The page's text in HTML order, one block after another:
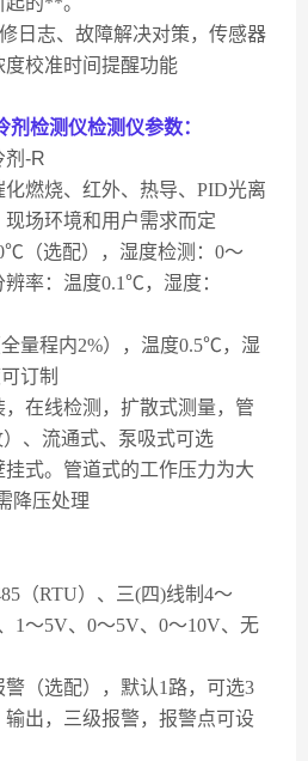
日志、故障解决对策，传感器
校准时间提醒功能
检测仪检测仪参数：
-R
化燃烧、红外、热导、PID光离
场环境和用户需求而定
℃（选配），湿度检测： 0～
辨率：温度0.1℃，湿度：
全量程内2%），温度0.5℃，湿
订制
，在线检测，扩散式测量，管
、流通式、泵吸式可选
挂式。管道式的工作压力为大
降压处理
（RTU）、三(四)线制 4～
1 ～5V、 0～5V、 0～10V、无
（选配），默认1 路，可选3
出，三级报警，报警点可设